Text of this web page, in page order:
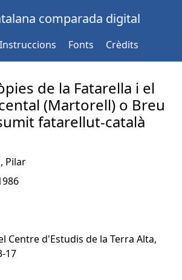
comparada digital
Instruccions Fonts Crèdits
de la Fatarella i el
(Martorell) o Breu
fatarellut-català
Pilar
Centre d'Estudis de la Terra Alta,
17